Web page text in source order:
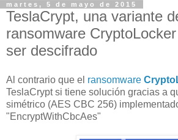
martes, 5 de mayo de 2015
TeslaCrypt, una variante
ransomware
ser descifrado
Al contrario que el ransomware
TeslaCrypt si tiene solución gracias a
simétrico (AES CBC 256)
"EncryptWithCbcAes"